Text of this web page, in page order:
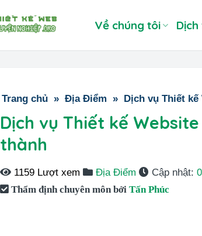
Về chúng tôi Dịch
Trang chủ » Địa Điểm » Dịch vụ Thiết
Dịch vụ Thiết kế
thành
1159 Lượt xem Địa Điểm Cập nhật:
Thẩm định chuyên môn bởiTấn Phúc